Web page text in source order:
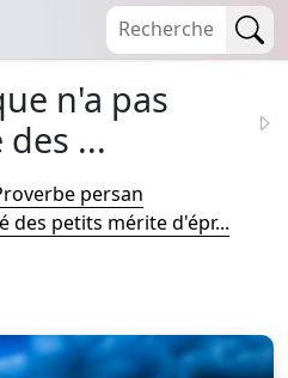
n'a pas
...
persan
des petits mérite d'épr...